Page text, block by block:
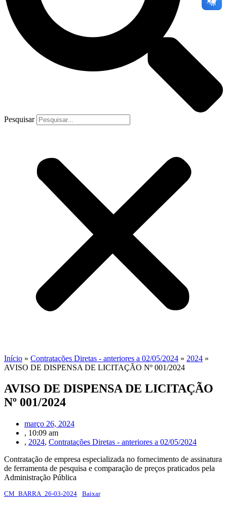
Pesquisar
Início » Contratações Diretas - anteriores a 02/05/2024 » 2024 »
AVISO DE DISPENSA DE LICITAÇÃO Nº 001/2024
AVISO DE DISPENSA DE LICITAÇÃO
Nº 001/2024
março 26, 2024
, 10:09 am
, 2024, Contratações Diretas - anteriores a 02/05/2024
Contratação de empresa especializada no fornecimento de assinatura
de ferramenta de pesquisa e comparação de preços praticados pela
Administração Pública
CM_BARRA_26-03-2024 Baixar